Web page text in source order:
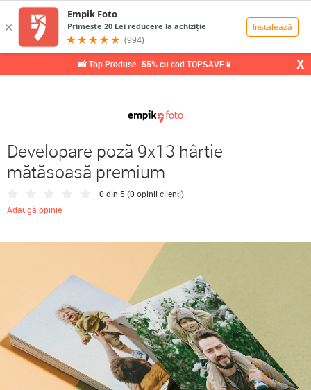
📸 Top Produse -55% cu cod TOPSAVE📱 X
Developare poză 9x13 hârtie
mătăsoasă premium
0 din 5 (0 opinii clienți)
Adaugă opinie